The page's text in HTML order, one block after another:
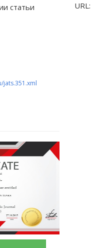
статьи
jats.351.xml
URL: